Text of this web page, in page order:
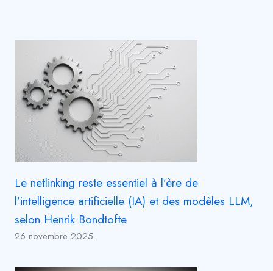
Le netlinking reste essentiel à l’ère de
l’intelligence artificielle (IA) et des modèles LLM,
selon Henrik Bondtofte
26 novembre 2025